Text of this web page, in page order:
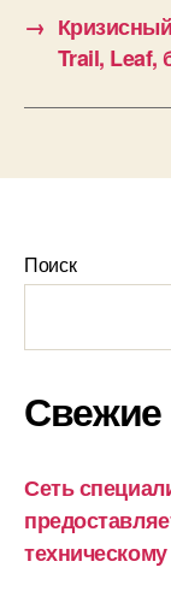
→
Trail, Leaf,
Поиск
Свежие
Сеть